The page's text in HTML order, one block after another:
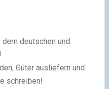
deutschen und
Güter ausliefern und
schreiben!